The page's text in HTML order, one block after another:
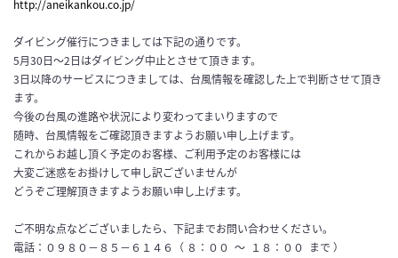
http://aneikankou.co.jp/
ダイビング催行につきましては下記の通りです。
5月30日〜2日はダイビング中止とさせて頂きます。
3日以降のサービスにつきましては、台風情報を確認した上で判断させて頂き
ます。
今後の台風の進路や状況により変わってまいりますので
随時、台風情報をご確認頂きますようお願い申し上げます。
これからお越し頂く予定のお客様、ご利用予定のお客様には
大変ご迷惑をお掛けして申し訳ございませんが
どうぞご理解頂きますようお願い申し上げます。
ご不明な点などございましたら、下記までお問い合わせください。
電話：０９８０−８５−６１４６（ ８：００ ～ １８：００ まで ）